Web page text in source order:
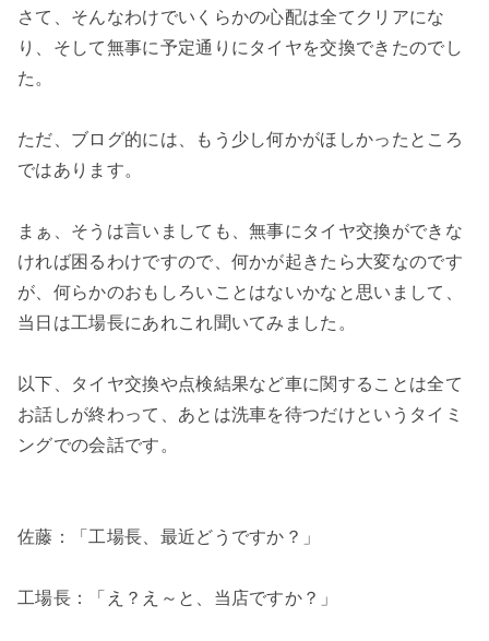
さて、そんなわけでいくらかの心配は全てクリアにな
り、そして無事に予定通りにタイヤを交換できたのでし
た。
ただ、ブログ的には、もう少し何かがほしかったところ
ではあります。
まぁ、そうは言いましても、無事にタイヤ交換ができな
ければ困るわけですので、何かが起きたら大変なのです
が、何らかのおもしろいことはないかなと思いまして、
当日は工場長にあれこれ聞いてみました。
以下、タイヤ交換や点検結果など車に関することは全て
お話しが終わって、あとは洗車を待つだけというタイミ
ングでの会話です。
佐藤：「工場長、最近どうですか？」
工場長：「え？え～と、当店ですか？」